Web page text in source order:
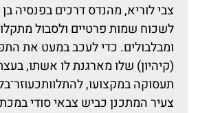
לשכוח שמות פרטיים ולסבול
ומבלבולים. כדי לעכב במעט את
(קיהיון) שלו מארגנת לו אשתו, בעצת
תעסוקה במקצועו,
צעיר המתכנן כביש צבאי סודי